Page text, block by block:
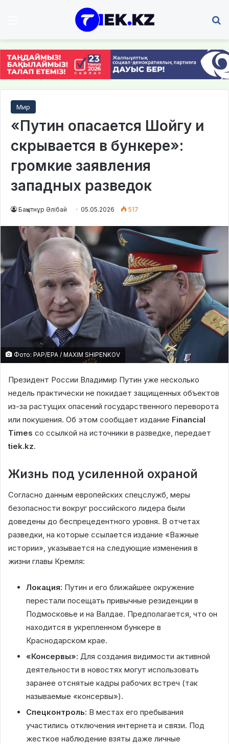
Мир
«Путин опасается Шойгу и
скрывается в бункере»:
громкие заявления
западных разведок
Бақытнұр Әлібай 05.05.2026 517
Фото: PAP/EPA / MAXIM SHIPENKOV
Президент России Владимир Путин уже несколько
недель практически не покидает защищенных объектов
из-за растущих опасений государственного переворота
или покушения. Об этом сообщает издание Financial
Times со ссылкой на источники в разведке, передает
tiek.kz.
Жизнь под усиленной охраной
Согласно данным европейских спецслужб, меры
безопасности вокруг российского лидера были
доведены до беспрецедентного уровня. В отчетах
разведки, на которые ссылается издание «Важные
истории», указывается на следующие изменения в
жизни главы Кремля:
Локация: Путин и его ближайшее окружение
перестали посещать привычные резиденции в
Подмосковье и на Валдае. Предполагается, что он
находится в укрепленном бункере в
Краснодарском крае.
«Консервы»: Для создания видимости активной
деятельности в новостях могут использовать
заранее отснятые кадры рабочих встреч (так
называемые «консервы»).
Спецконтроль: В местах его пребывания
участились отключения интернета и связи. Под
жесткое наблюдение взяты даже личные